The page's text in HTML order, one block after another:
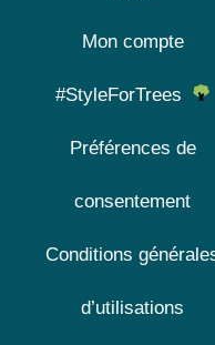
Mon compte
#StyleForTrees
Préférences de
consentement
Conditions
d’utilisations